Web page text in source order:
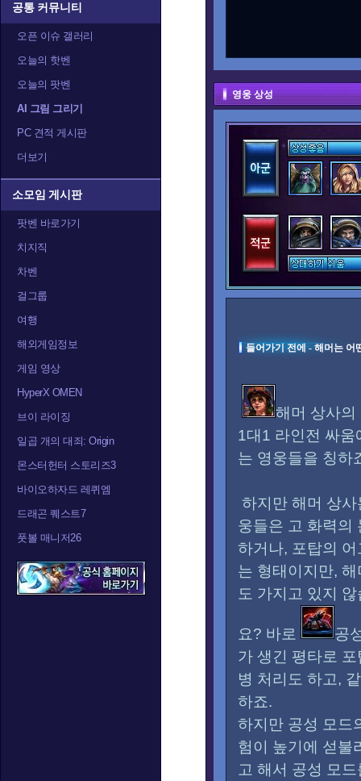
공통 커뮤니티
오픈 이슈 갤러리
오늘의 핫벤
오늘의 팟벤
AI 그림 그리기
PC 견적 게시판
더보기
소모임 게시판
팟벤 바로가기
치지직
차벤
걸그룹
여행
해외게임정보
게임 영상
HyperX OMEN
브이 라이징
일곱 개의 대죄: Origin
몬스터헌터 스토리즈3
바이오하자드 레퀴엠
드래곤 퀘스트7
풋볼 매니저26
영웅 상성
들어가기 전에 - 해머는 어
해머 상사의
1대1 라인전 싸움
는 영웅들을 칭하
하지만 해머 상
웅들은 고 화력의
하거나, 포탑의
는 형태이지만,
도 가지고 있지
요? 바로
공
가 생긴 평타로
병 처리도 하고,
하죠.
하지만 공성 모드
험이 높기에 섣불
고 해서 공성 모